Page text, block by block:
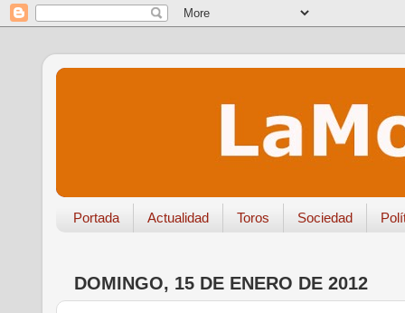
Portada Actualidad Toros Sociedad
DOMINGO, 15 DE ENERO DE 2012